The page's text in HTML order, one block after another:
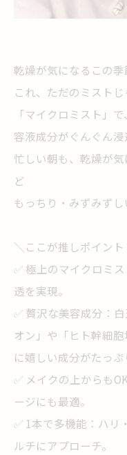
乾燥が気になるこの
これ、ただのミスト
「マイクロミスト」
容液成分がぐんぐん浸
忙しい朝も、乾燥が
ど
もっちり・みずみず
＼ここが推しポイント
✅ 極上のマイクロミ
透を実現。
✅ 贅沢な美容成分：
オン」や「ヒト幹細
に嬉しい成分がたっぷ
✅ メイクの上からも
ージにも最適。
✅ 1本で多機能：ハ
ルチにアプローチ。